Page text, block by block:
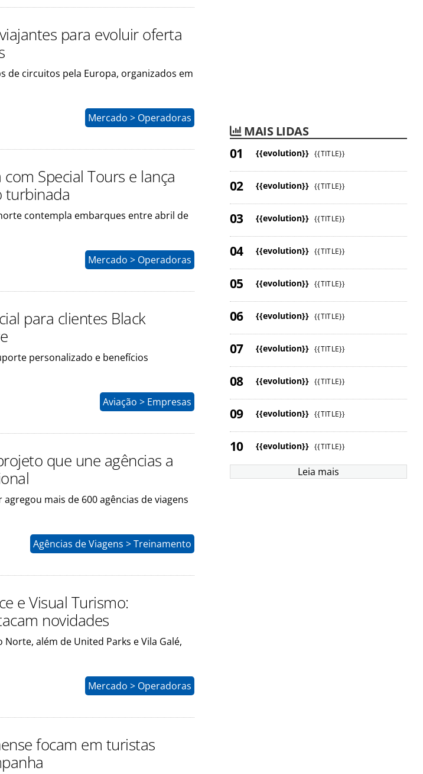
para evoluir oferta
de circuitos pela Europa, organizados em
Mercado > Operadoras
Special Tours e lança
turbinada
contempla embarques entre abril de
Mercado > Operadoras
para clientes Black
personalizado e benefícios
Aviação > Empresas
que une agências a
mais de 600 agências de viagens
Agências de Viagens > Treinamento
e Visual Turismo:
novidades
além de United Parks e Vila Galé,
Mercado > Operadoras
focam em turistas
MAIS LIDAS
{{evolution}} {{TITLE}}
{{evolution}} {{TITLE}}
{{evolution}} {{TITLE}}
{{evolution}} {{TITLE}}
{{evolution}} {{TITLE}}
{{evolution}} {{TITLE}}
{{evolution}} {{TITLE}}
{{evolution}} {{TITLE}}
{{evolution}} {{TITLE}}
{{evolution}} {{TITLE}}
Leia mais